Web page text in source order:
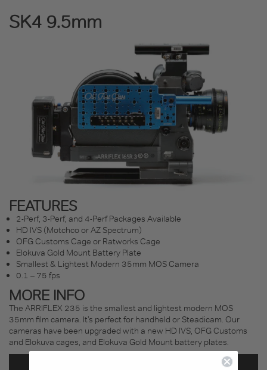
SK4 9.5mm
FEATURES
2-Perf, 3-Perf, and 4-Perf Packages Available
HD IVS (Motchco or AZ Spectrum)
OFG Customs Cage or Ratworks Cage
Elokuva Gold Mount Battery Plate
Smallest & Lightest Modern 35mm MOS Camera
0.1 – 75 fps
MORE INFO
The ARRIFLEX 235 is the smallest and lightest modern MOS
35mm film camera. It’s perfect for handheld or Steadicam. Our
cameras have been upgraded with a new HD IVS, OFG Customs
and Elokuva cages, and Elokuva Gold Mount battery plates.